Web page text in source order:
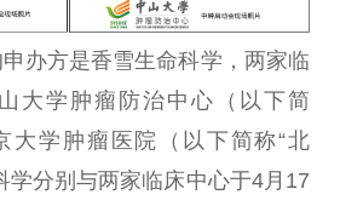
办方是香雪生命科学，两家临
大学肿瘤防治中心（以下简
大学肿瘤医院（以下简称“北
学分别与两家临床中心于4月17